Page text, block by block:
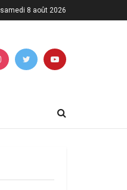
samedi 8 août 2026